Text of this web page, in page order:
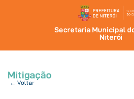
Secretaria Municipal
Niterói
Mitigação
← Voltar